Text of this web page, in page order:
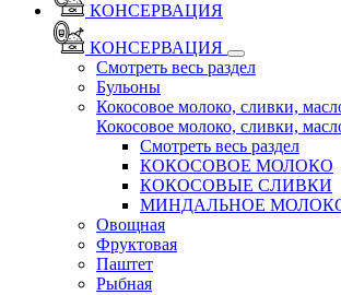
КОНСЕРВАЦИЯ
КОНСЕРВАЦИЯ
Смотреть весь раздел
Бульоны
Кокосовое молоко, сливки,
Кокосовое молоко, сливки,
Смотреть весь раздел
КОКОСОВОЕ МОЛОКО
КОКОСОВЫЕ СЛИВКИ
МИНДАЛЬНОЕ
Овощная
Фруктовая
Паштет
Рыбная